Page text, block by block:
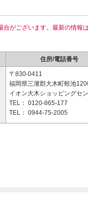
合がございます。最新の情報は
住所/電話番号
〒830-0411
福岡県三潴郡大木町蛭池
イオン大木ショッピングセ
TEL： 0120-865-177
TEL： 0944-75-2005